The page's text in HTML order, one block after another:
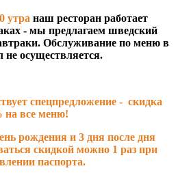
утра наш ресторан работает
- мы предлагаем шведский
Обслуживание по меню в
не осуществляется.
спецпредложение - скидка
на все меню!
рождения и 3 дня после дня
скидкой можно 1 раз при
паспорта.